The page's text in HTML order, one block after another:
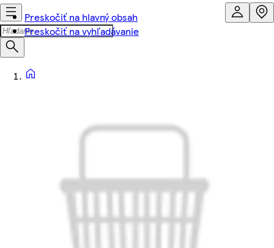
Preskočiť na hlavný obsah
Preskočiť na vyhľadávanie